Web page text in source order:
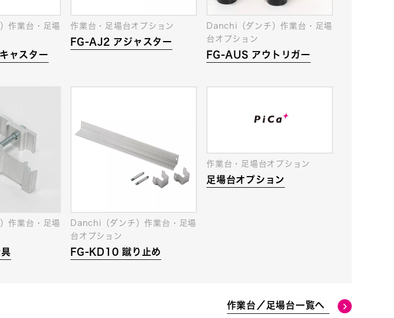
ャスター
作業台・足場
FG-AJ2 アジャスター
作業台・足場台オプション
FG-AUS アウトリガー
Danchi（ダンチ）作業台・足場
台オプション
作業台・足場
FG-KD10 蹴り止め
Danchi（ダンチ）作業台・足場
台オプション
足場台オプション
作業台・足場台オプション
作業台／足場台一覧へ